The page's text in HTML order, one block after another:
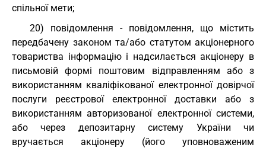
спільної мети;
20) повідомлення - повідомлення, що містить
передбачену законом та/або статутом акціонерного
товариства інформацію і надсилається акціонеру в
письмовій формі поштовим відправленням або з
використанням кваліфікованої електронної довірчої
послуги реєстрової електронної доставки або з
використанням авторизованої електронної системи,
або через депозитарну систему України чи
вручається акціонеру (його уповноваженим